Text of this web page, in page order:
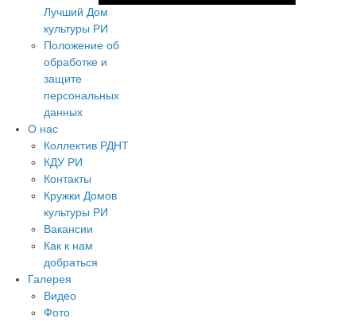
Лучший Дом
культуры РИ
Положение об
обработке и
защите
персональных
данных
О нас
Коллектив РДНТ
КДУ РИ
Контакты
Кружки Домов
культуры РИ
Вакансии
Как к нам
добраться
Галерея
Видео
Фото